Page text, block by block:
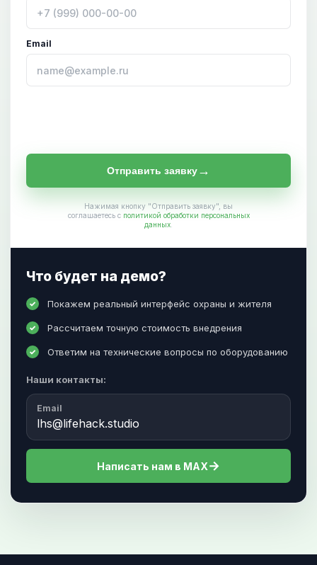
Email
Отправить заявку→
Нажимая кнопку "Отправить заявку", вы
соглашаетесь с политикой обработки персональных
данных
Что будет на демо?
✓ Покажем реальный интерфейс охраны и жителя
✓ Рассчитаем точную стоимость внедрения
✓ Ответим на технические вопросы по оборудованию
Наши контакты:
Email
lhs@lifehack.studio
Написать нам в MAX→